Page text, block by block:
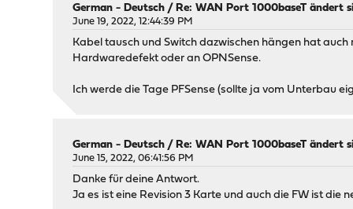
German - Deutsch /Re: WAN Port 1000baseT ändert
June 19, 2022, 12:44:39 PM
Kabel tausch und Switch dazwischen hängen hat
Hardwaredefekt oder an OPNSense.
Ich werde die Tage PFSense (sollte ja vom Unterbau
German - Deutsch /Re: WAN Port 1000baseT ändert
June 15, 2022, 06:41:56 PM
Danke für deine Antwort.
Ja es ist eine Revision 3 Karte und auch die FW ist die